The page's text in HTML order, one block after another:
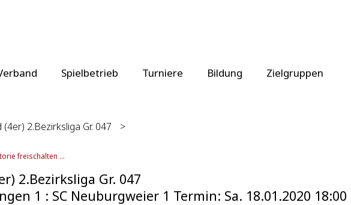
Spielbetrieb Turniere Bildung Zielgruppen
(4er) 2.Bezirksliga Gr. 047
>
freischalten ...
2.Bezirksliga Gr. 047
1 : SC Neuburgweier 1 Termin: Sa. 18.01.2020 18:00